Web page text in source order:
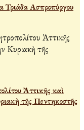
Τριάδα Ασπροπύργου
Ἀττικῆς καὶ
τῆς Πεντηκοστῆς